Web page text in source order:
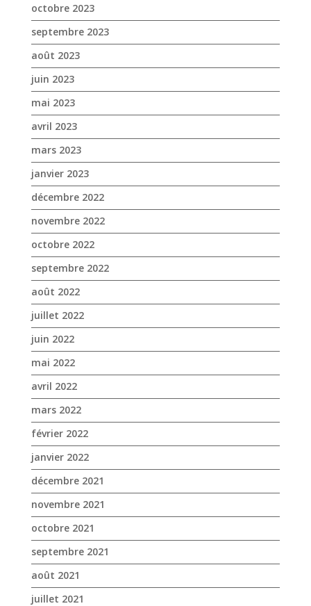
octobre 2023
septembre 2023
août 2023
juin 2023
mai 2023
avril 2023
mars 2023
janvier 2023
décembre 2022
novembre 2022
octobre 2022
septembre 2022
août 2022
juillet 2022
juin 2022
mai 2022
avril 2022
mars 2022
février 2022
janvier 2022
décembre 2021
novembre 2021
octobre 2021
septembre 2021
août 2021
juillet 2021